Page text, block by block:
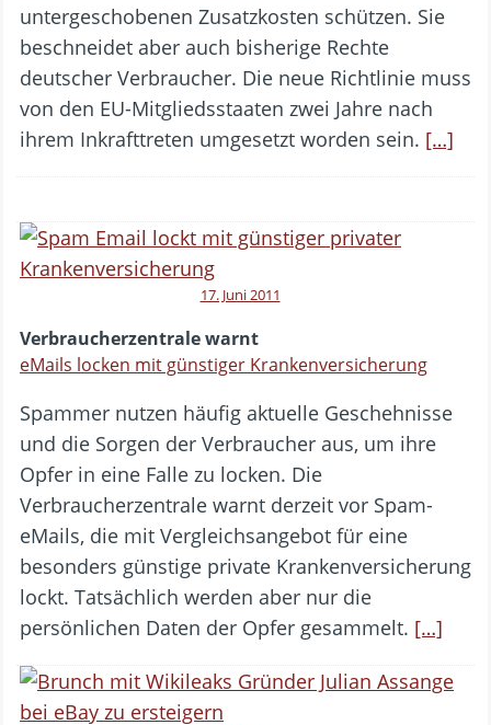
untergeschobenen Zusatzkosten schützen. Sie
beschneidet aber auch bisherige Rechte
deutscher Verbraucher. Die neue Richtlinie muss
von den EU-Mitgliedsstaaten zwei Jahre nach
ihrem Inkrafttreten umgesetzt worden sein. […]
17. Juni 2011
Verbraucherzentrale warnt
eMails locken mit günstiger Krankenversicherung
Spammer nutzen häufig aktuelle Geschehnisse
und die Sorgen der Verbraucher aus, um ihre
Opfer in eine Falle zu locken. Die
Verbraucherzentrale warnt derzeit vor Spam-
eMails, die mit Vergleichsangebot für eine
besonders günstige private Krankenversicherung
lockt. Tatsächlich werden aber nur die
persönlichen Daten der Opfer gesammelt. […]